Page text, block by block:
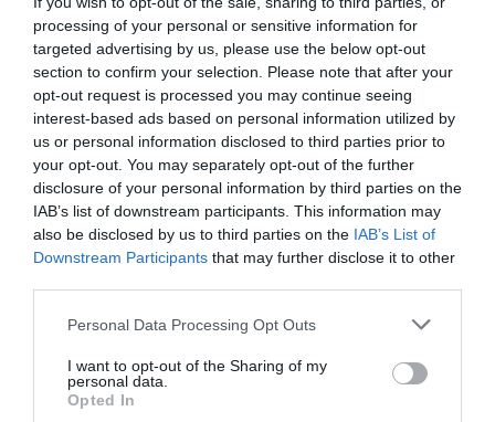
processing of your personal or sensitive information for
targeted advertising by us, please use the below opt-out
section to confirm your selection. Please note that after your
opt-out request is processed you may continue seeing
interest-based ads based on personal information utilized by
us or personal information disclosed to third parties prior to
your opt-out. You may separately opt-out of the further
disclosure of your personal information by third parties on the
IAB’s list of downstream participants. This information may
also be disclosed by us to third parties on the IAB’s List of
Downstream Participants that may further disclose it to other
Please note that this website/app uses one or more Google
not limited to your visit or usage behaviour. You may click to
grant or deny consent to Google and its third-party tags to
use your data for below specified purposes in below Google
Personal Data Processing Opt Outs
I want to opt-out of the Sharing of my
personal data.
Opted In
Η Εθνική στον τελικό με 7
«πράσινα» γκολ!
Ο Παναθηναϊκός αποτελεί πλέον κεντρικό αιμοδότη της
Εθνικής και στο πόλο και οι «πράσινοι» οδήγησαν τη
«γαλανόλευκη» στον τελικό, δείχνοντας ότι ο Σύλλογος
αποτελεί το παρόν και το μέλλον του αντιπροσωπευτικού
συγκροτήματος.